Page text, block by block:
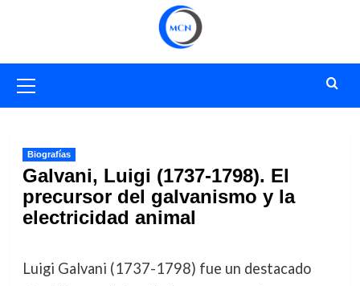
primario
Biografías
Galvani, Luigi (1737-1798). El
precursor del galvanismo y la
electricidad animal
Luigi Galvani (1737-1798) fue un destacado